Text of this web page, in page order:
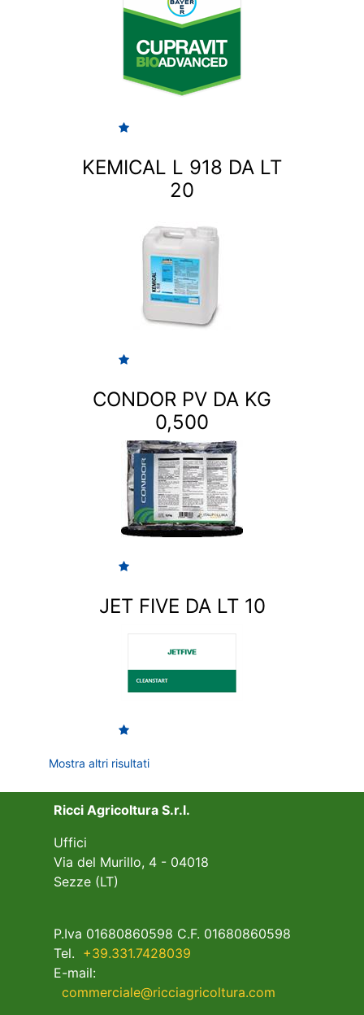
KEMICAL L 918 DA LT
20
CONDOR PV DA KG
0,500
JET FIVE DA LT 10
Mostra altri risultati
Ricci Agricoltura S.r.l.
Uffici
Via del Murillo, 4 - 04018
Sezze (LT)
P.Iva 01680860598 C.F. 01680860598
Tel. +39.331.7428039
E-mail:
commerciale@ricciagricoltura.com